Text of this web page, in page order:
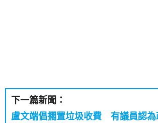
下一篇新聞：
盧文端倡擱置垃圾收費 有議員認為